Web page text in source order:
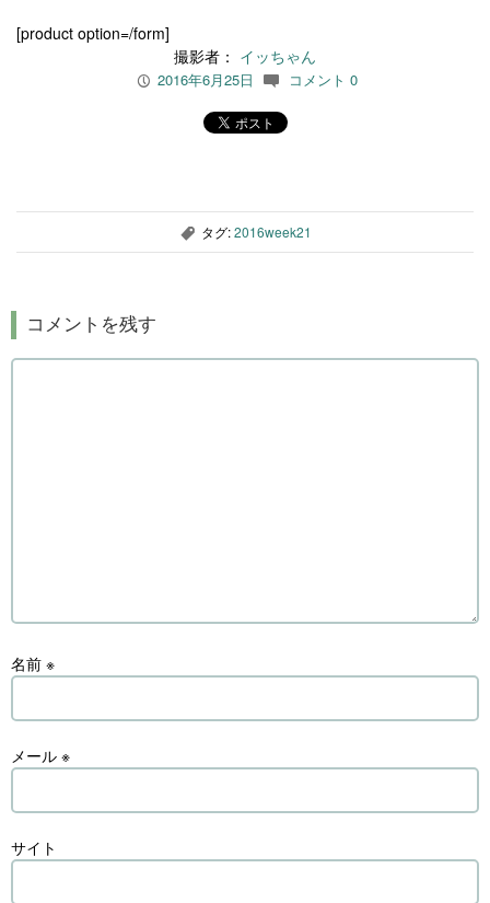
[product option=/form]
撮影者： イッちゃん
P 2016年6月25日 c コメント 0
, タグ:2016week21
コメントを残す
名前 ※
メール ※
サイト